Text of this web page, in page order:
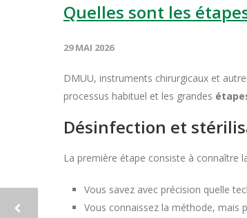
Quelles sont les
29 MAI 2026
DMUU, instruments chirurgicaux et
processus habituel et les grandes
Désinfection et
La première étape consiste à connaître
Vous savez avec précision quelle
Vous connaissez la méthode, mais